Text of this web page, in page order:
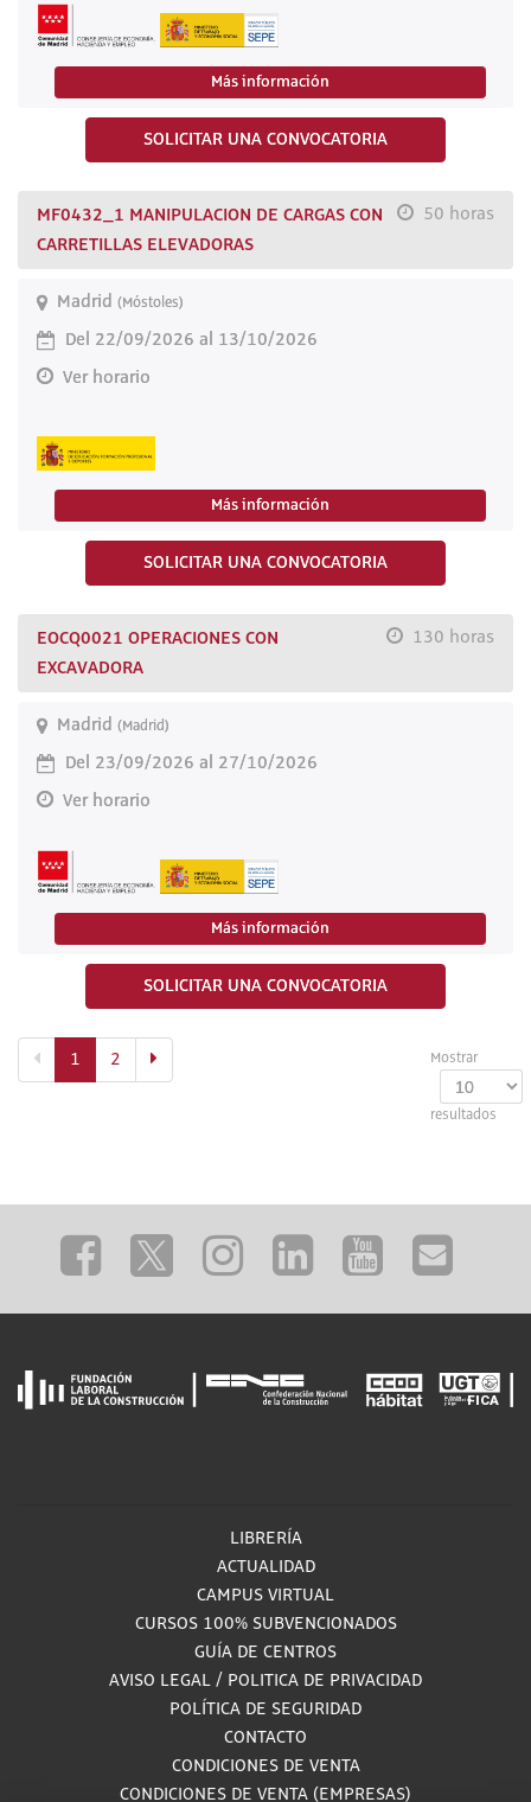
Más información
SOLICITAR UNA CONVOCATORIA
50 horas
MF0432_1 MANIPULACION DE CARGAS CON
CARRETILLAS ELEVADORAS
Madrid (Móstoles)
Del 22/09/2026 al 13/10/2026
Ver horario
Más información
SOLICITAR UNA CONVOCATORIA
130 horas
EOCQ0021 OPERACIONES CON
EXCAVADORA
Madrid (Madrid)
Del 23/09/2026 al 27/10/2026
Ver horario
Más información
SOLICITAR UNA CONVOCATORIA
Mostrar
resultados
1 (actual)
2
LIBRERÍA
ACTUALIDAD
CAMPUS VIRTUAL
CURSOS 100% SUBVENCIONADOS
GUÍA DE CENTROS
AVISO LEGAL / POLITICA DE PRIVACIDAD
POLÍTICA DE SEGURIDAD
CONTACTO
CONDICIONES DE VENTA
CONDICIONES DE VENTA (EMPRESAS)